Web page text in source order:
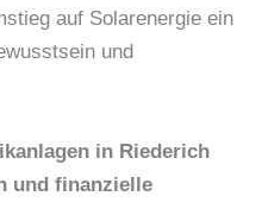
auf Solarenergie ein
und
in Riederich
und finanzielle